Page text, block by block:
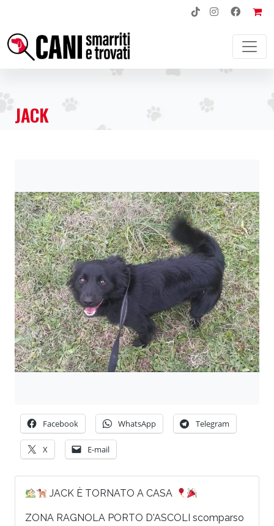
NAVIGAZIONE PRINCIPALE
JACK
Facebook WhatsApp Telegram
X E-mail
JACK È TORNATO A CASA
ZONA RAGNOLA PORTO D'ASCOLI scomparso